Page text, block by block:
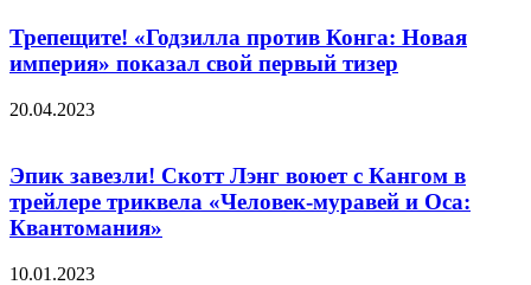
Трепещите! «Годзилла против Конга: Новая
империя» показал свой первый тизер
20.04.2023
Эпик завезли! Скотт Лэнг воюет с Кангом в
трейлере триквела «Человек-муравей и Оса:
Квантомания»
10.01.2023